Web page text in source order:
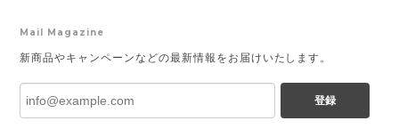
Mail Magazine
新商品やキャンペーンなどの最新情報をお届けいたします。
登録